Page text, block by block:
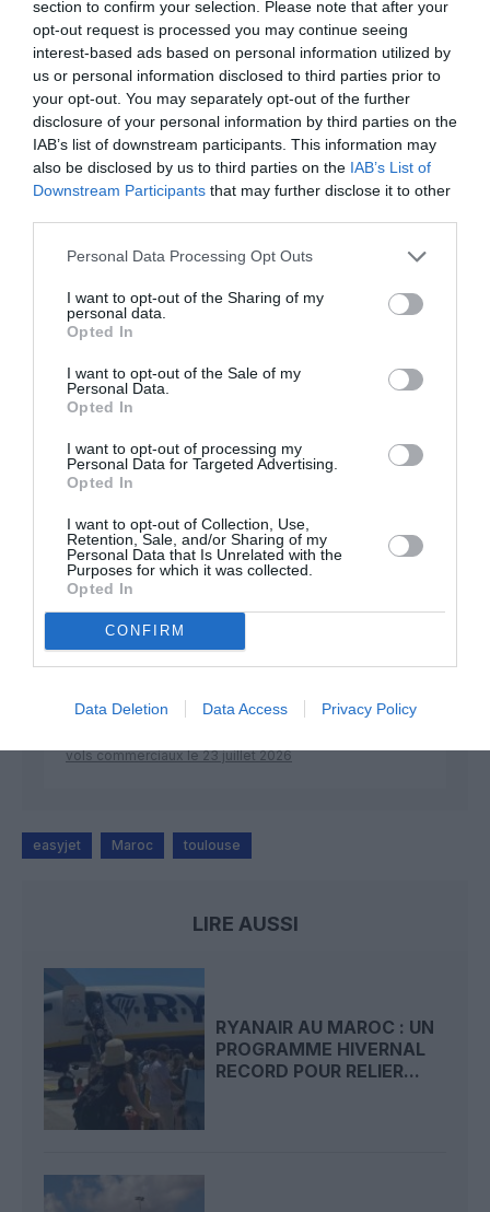
section to confirm your selection. Please note that after your
opt-out request is processed you may continue seeing
interest-based ads based on personal information utilized by
us or personal information disclosed to third parties prior to
your opt-out. You may separately opt-out of the further
disclosure of your personal information by third parties on the
IAB’s list of downstream participants. This information may
also be disclosed by us to third parties on the IAB’s List of
Downstream Participants that may further disclose it to other
Personal Data Processing Opt Outs
I want to opt-out of the Sharing of my
personal data.
Opted In
I want to opt-out of the Sale of my
Personal Data.
Opted In
I want to opt-out of processing my
Personal Data for Targeted Advertising.
Opted In
I want to opt-out of Collection, Use,
Retention, Sale, and/or Sharing of my
Personal Data that Is Unrelated with the
Purposes for which it was collected.
Opted In
CONFIRM
Data Deletion Data Access Privacy Policy
LAISSER UN COMMENTAIRE
FAIRE UN DON
Appel aux lecteurs !
Soutenez Air Journal participezà son
développement !
NOUS SOUTENIR
DERNIERS COMMENTAIRES
Kylea commenté l'article :
SWISS : la rentabilité relance le débat sur son
autonomie au sein de Lufthansa Group
NDRa commenté l'article :
vols commerciaux le 23 juillet 2026
easyjet Maroc toulouse
LIRE AUSSI
RYANAIR AU MAROC : UN
PROGRAMME HIVERNAL
RECORD POUR RELIER...